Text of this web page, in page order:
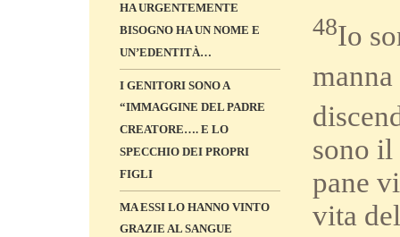
HA URGENTEMENTE
BISOGNO HA UN NOME E
UN’EDENTITÀ…
I GENITORI SONO A
“IMMAGGINE DEL PADRE
CREATORE…. E LO
SPECCHIO DEI PROPRI
FIGLI
MA ESSI LO HANNO VINTO
GRAZIE AL SANGUE
48Io
sono il
pane
vita